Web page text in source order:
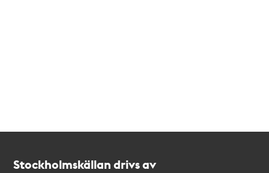
Stockholmskällan drivs av